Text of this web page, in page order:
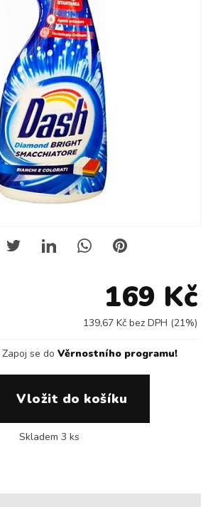
169 Kč
139,67 Kč bez DPH (21%)
Zapoj se do Věrnostního programu!
Skladem 3 ks